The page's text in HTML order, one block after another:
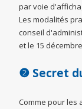
par voie
Les modalités
conseil
et le 15
❷Secret
Comme pour les